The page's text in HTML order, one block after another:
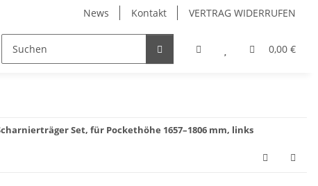
News Kontakt VERTRAG WIDERRUFEN
0,00 €
Möbelgriffe, Möbelknöpfe Küchenschubladen,
Scharnierträger Set, für Pockethöhe 1657–1806 mm, links